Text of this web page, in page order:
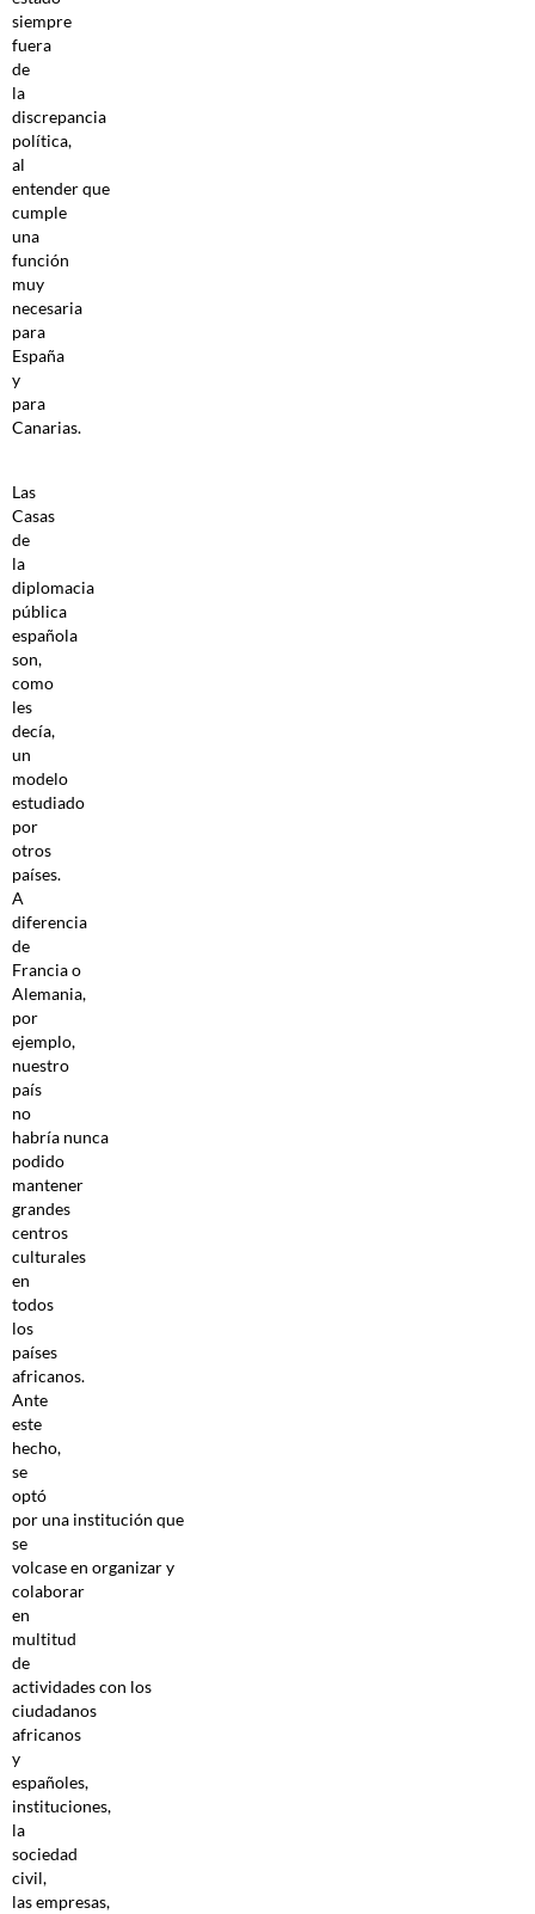
siempre
fuera
de
la
discrepancia
política,
al
entender que
cumple
una
función
muy
necesaria
para
España
y
para
Canarias.
Las
Casas
de
la
diplomacia
pública
española
son,
como
les
decía,
un
modelo
estudiado
por
otros
países.
A
diferencia
de
Francia o
Alemania,
por
ejemplo,
nuestro
país
no
habría nunca
podido
mantener
grandes
centros
culturales
en
todos
los
países
africanos.
Ante
este
hecho,
se
optó
por una institución que
se
volcase en organizar y
colaborar
en
multitud
de
actividades con los
ciudadanos
africanos
y
españoles,
instituciones,
la
sociedad
civil,
las empresas,